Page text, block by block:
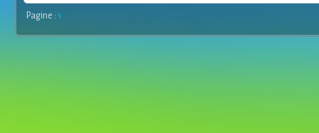
Pagine : 1